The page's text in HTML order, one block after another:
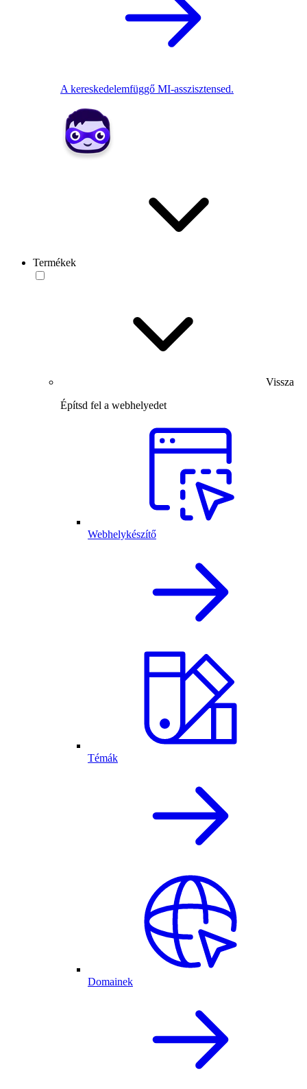
A kereskedelemfüggő MI-asszisztensed.
Termékek
Vissza
Építsd fel a webhelyedet
Webhelykészítő
Témák
Domainek